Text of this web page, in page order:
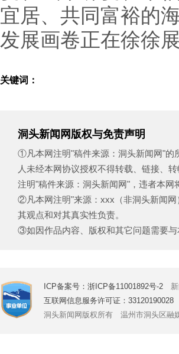
宜居、共同富裕的
发展画卷正在徐徐展
关键词：
洞头新闻网版权与免责声明
①凡本网注明"稿件来源：洞头新闻网"的
人未经本网协议授权不得转载、链接、
注明"稿件来源：洞头新闻网"，违者本网
②凡本网注明"来源：xxx（非洞头新闻网
其观点和对其真实性负责。
③如因作品内容、版权和其它问题需要
ICP备案号：浙ICP备11001892号-2 新
互联网信息服务许可证：33120190028
洞头新闻网版权所有 温州市洞头区融